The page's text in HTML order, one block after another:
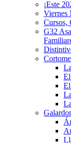
¡Este
Viernes
Cursos,
G32